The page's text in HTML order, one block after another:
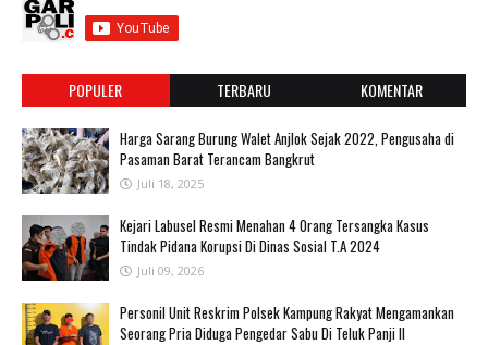
POPULER TERBARU KOMENTAR
Harga Sarang Burung Walet Anjlok Sejak 2022, Pengusaha di
Pasaman Barat Terancam Bangkrut
Juli 18, 2025
‎Kejari Labusel Resmi Menahan 4 Orang Tersangka Kasus
Tindak Pidana Korupsi Di Dinas Sosial T.A 2024
Juli 09, 2026
Personil Unit Reskrim Polsek Kampung Rakyat Mengamankan
Seorang Pria Diduga Pengedar Sabu Di Teluk Panji II